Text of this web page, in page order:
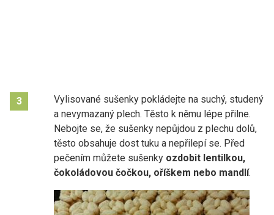
3
Vylisované sušenky pokládejte na suchý, studený
a nevymazaný plech. Těsto k němu lépe přilne.
Nebojte se, že sušenky nepůjdou z plechu dolů,
těsto obsahuje dost tuku a nepřilepí se. Před
pečením můžete sušenky ozdobit lentilkou,
čokoládovou čočkou, oříškem nebo mandlí.